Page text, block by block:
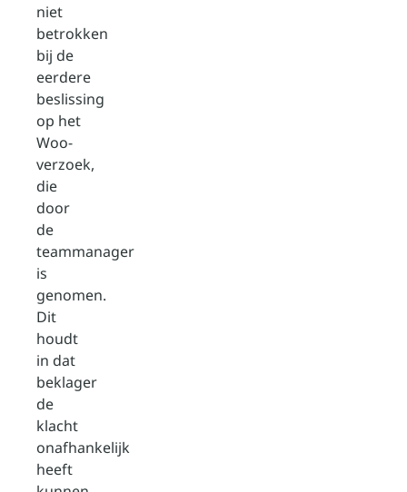
niet
betrokken
bij de
eerdere
beslissing
op het
Woo-
verzoek,
die
door
de
teammanager
is
genomen.
Dit
houdt
in dat
beklager
de
klacht
onafhankelijk
heeft